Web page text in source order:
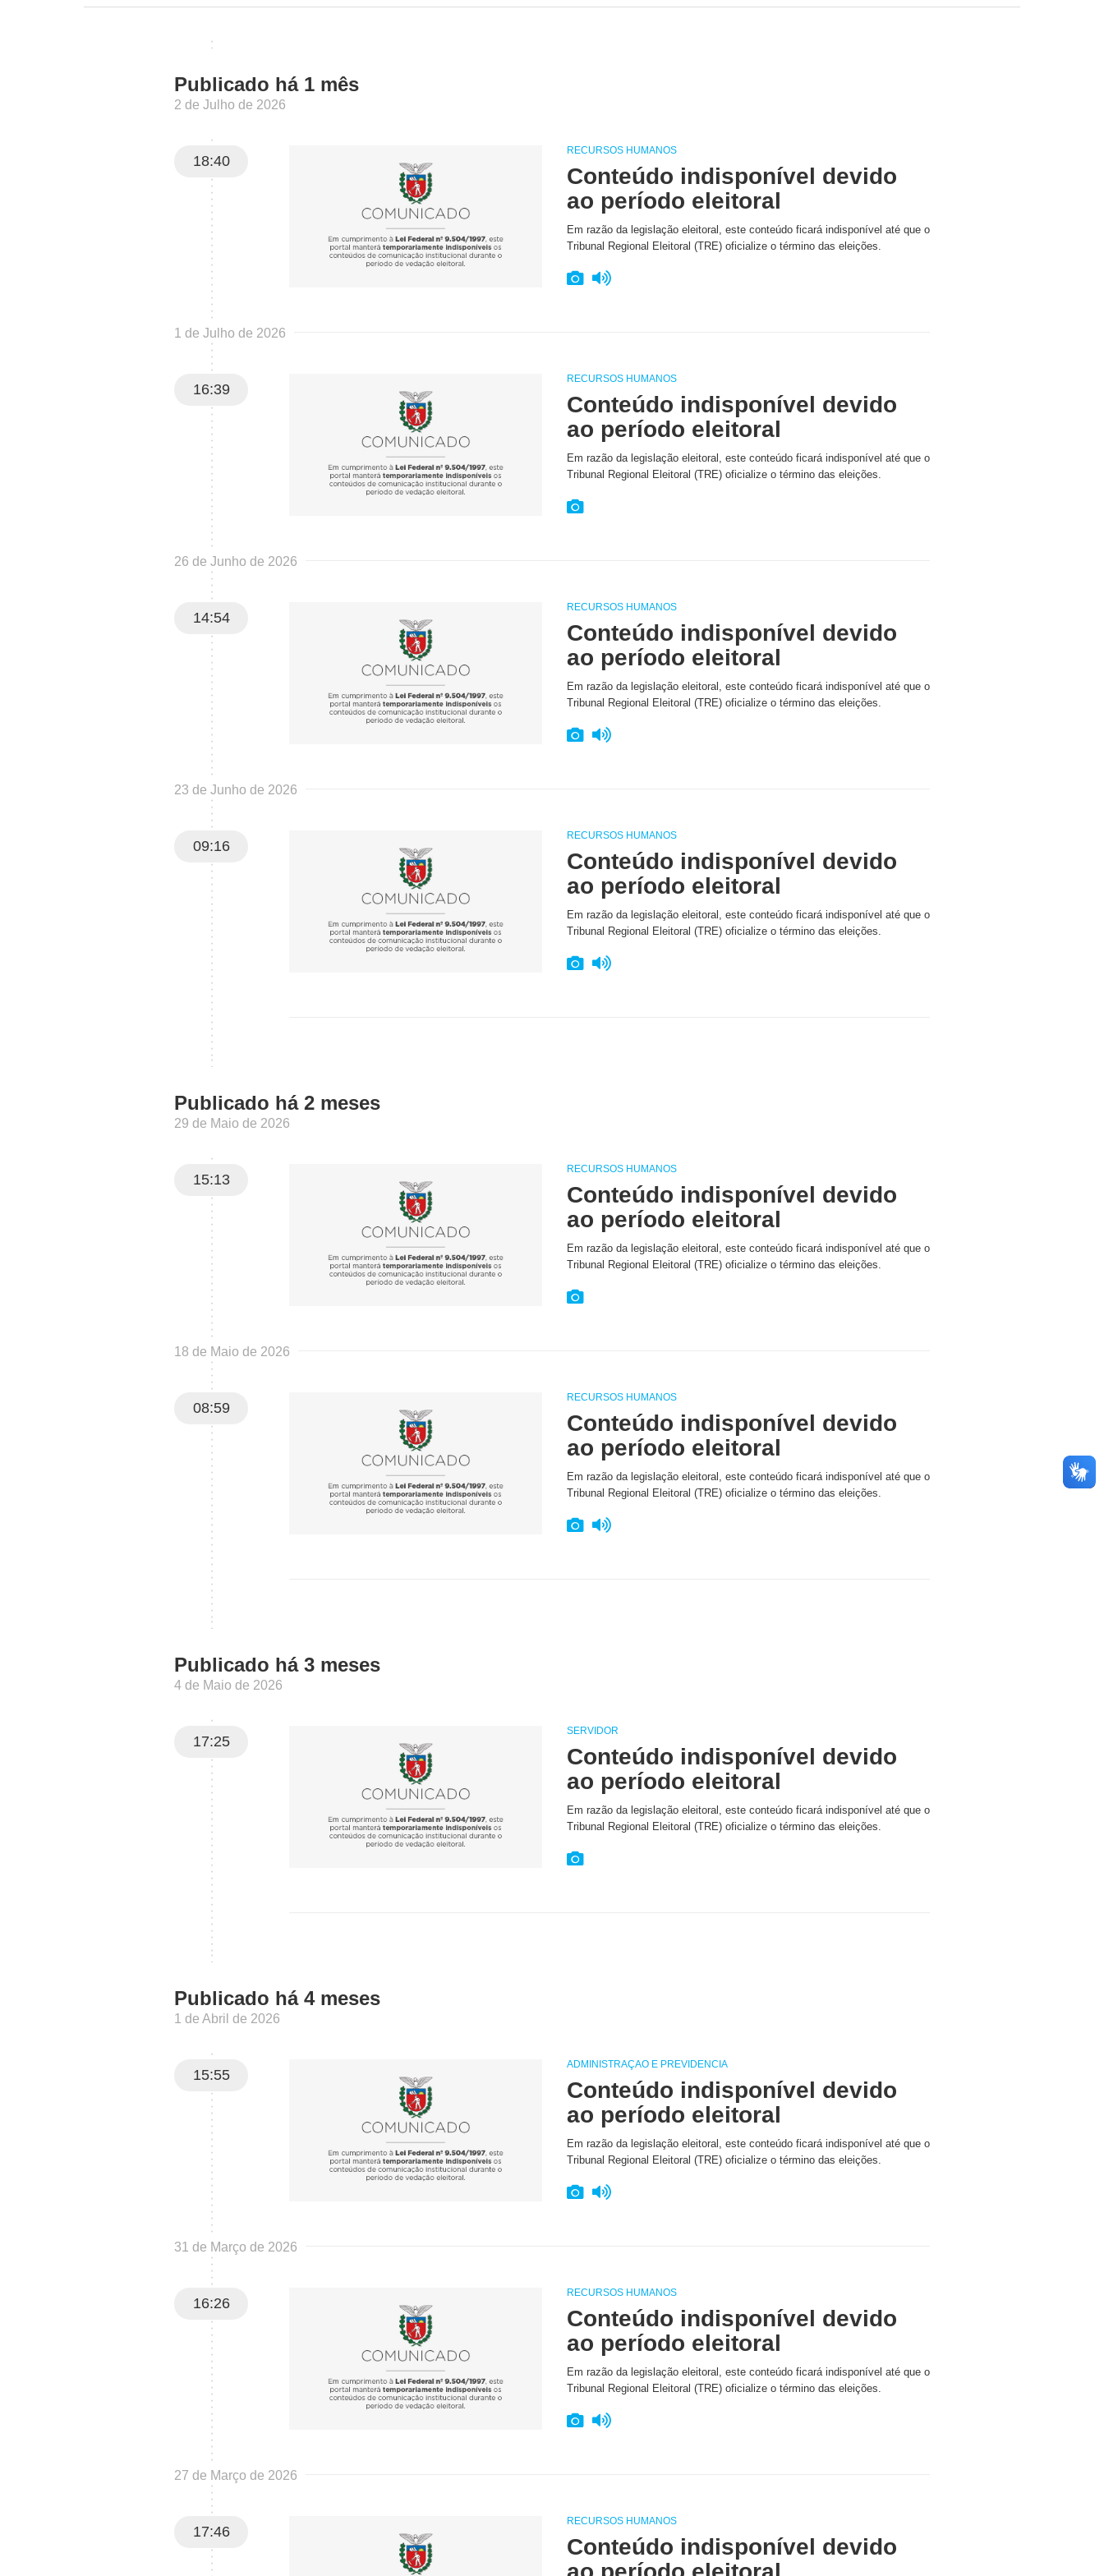
Publicado há 1 mês
2 de Julho de 2026
18:40
RECURSOS HUMANOS
Conteúdo indisponível devido
ao período eleitoral
Em razão da legislação eleitoral, este conteúdo ficará indisponível até que o
Tribunal Regional Eleitoral (TRE) oficialize o término das eleições.
1 de Julho de 2026
16:39
RECURSOS HUMANOS
Conteúdo indisponível devido
ao período eleitoral
Em razão da legislação eleitoral, este conteúdo ficará indisponível até que o
Tribunal Regional Eleitoral (TRE) oficialize o término das eleições.
26 de Junho de 2026
14:54
RECURSOS HUMANOS
Conteúdo indisponível devido
ao período eleitoral
Em razão da legislação eleitoral, este conteúdo ficará indisponível até que o
Tribunal Regional Eleitoral (TRE) oficialize o término das eleições.
23 de Junho de 2026
09:16
RECURSOS HUMANOS
Conteúdo indisponível devido
ao período eleitoral
Em razão da legislação eleitoral, este conteúdo ficará indisponível até que o
Tribunal Regional Eleitoral (TRE) oficialize o término das eleições.
Publicado há 2 meses
29 de Maio de 2026
15:13
RECURSOS HUMANOS
Conteúdo indisponível devido
ao período eleitoral
Em razão da legislação eleitoral, este conteúdo ficará indisponível até que o
Tribunal Regional Eleitoral (TRE) oficialize o término das eleições.
18 de Maio de 2026
08:59
RECURSOS HUMANOS
Conteúdo indisponível devido
ao período eleitoral
Em razão da legislação eleitoral, este conteúdo ficará indisponível até que o
Tribunal Regional Eleitoral (TRE) oficialize o término das eleições.
Publicado há 3 meses
4 de Maio de 2026
17:25
SERVIDOR
Conteúdo indisponível devido
ao período eleitoral
Em razão da legislação eleitoral, este conteúdo ficará indisponível até que o
Tribunal Regional Eleitoral (TRE) oficialize o término das eleições.
Publicado há 4 meses
1 de Abril de 2026
15:55
ADMINISTRAÇÃO E PREVIDÊNCIA
Conteúdo indisponível devido
ao período eleitoral
Em razão da legislação eleitoral, este conteúdo ficará indisponível até que o
Tribunal Regional Eleitoral (TRE) oficialize o término das eleições.
31 de Março de 2026
16:26
RECURSOS HUMANOS
Conteúdo indisponível devido
ao período eleitoral
Em razão da legislação eleitoral, este conteúdo ficará indisponível até que o
Tribunal Regional Eleitoral (TRE) oficialize o término das eleições.
27 de Março de 2026
17:46
RECURSOS HUMANOS
Conteúdo indisponível devido